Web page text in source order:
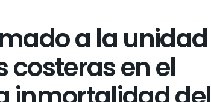
a la unidad
costeras en el